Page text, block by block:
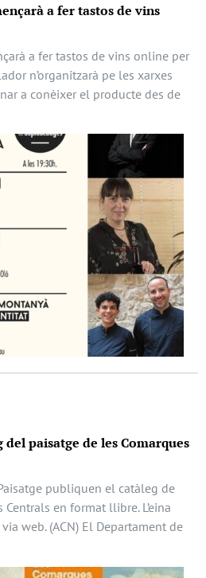
a fer tastos de vins
a fer tastos de vins online per
n’organitzarà pe les xarxes
a conèixer el producte des de
paisatge de les Comarques
publiquen el catàleg de
en format llibre. L’eina
web. (ACN) El Departament de